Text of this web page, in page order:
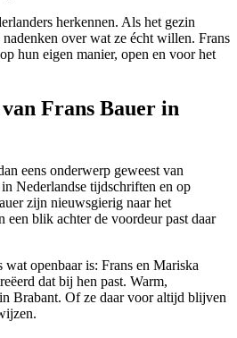
herkennen. Als het gezin
over wat ze écht willen. Frans
hun eigen manier, open en voor het
Frans Bauer in
eens onderwerp geweest van
Nederlandse tijdschriften en op
zijn nieuwsgierig naar het
een blik achter de voordeur past daar
openbaar is: Frans en Mariska
dat bij hen past. Warm,
Brabant. Of ze daar voor altijd blijven